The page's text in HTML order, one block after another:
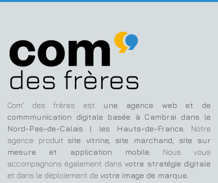
Com' des frères est
une agence web et de
commmunication digitale basée à Cambrai dans le
Nord-Pas-de-Calais | les Hauts-de-France. Notre
agence produit site vitrine, site marchand, site sur
mesure et application mobile.
Nous vous
accompagnons également dansvotre stratégie digitale
et dans le déploiement de votre image de marque.